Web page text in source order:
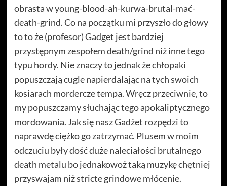
obrasta w young-blood-ah-kurwa-brutal-mać-
death-grind. Co na początku mi przyszło do głowy
to to że (profesor) Gadget jest bardziej
przystępnym zespołem death/grind niż inne tego
typu hordy. Nie znaczy to jednak że chłopaki
popuszczają cugle napierdalając na tych swoich
kosiarach mordercze tempa. Wręcz przeciwnie, to
my popuszczamy słuchając tego apokaliptycznego
mordowania. Jak się nasz Gadżet rozpędzi to
naprawdę ciężko go zatrzymać. Plusem w moim
odczuciu były dość duże naleciałości brutalnego
death metalu bo jednakowoż taką muzykę chętniej
przyswajam niż stricte grindowe młócenie.